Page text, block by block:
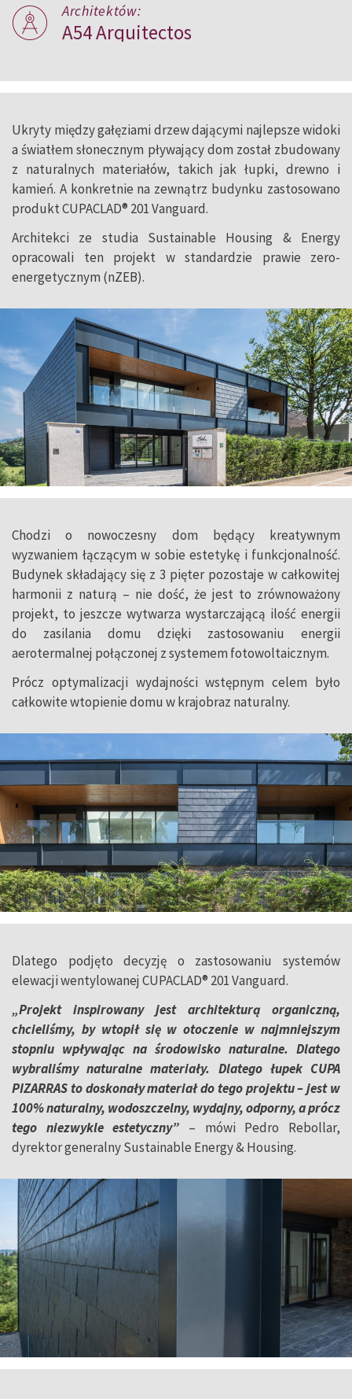
Architektów:
A54 Arquitectos
Ukryty między gałęziami drzew dającymi najlepsze widoki
a światłem słonecznym pływający dom został zbudowany
z naturalnych materiałów, takich jak łupki, drewno i
kamień. A konkretnie na zewnątrz budynku zastosowano
produkt CUPACLAD® 201 Vanguard.
Architekci ze studia Sustainable Housing & Energy
opracowali ten projekt w standardzie prawie zero-
energetycznym (nZEB).
Chodzi o nowoczesny dom będący kreatywnym
wyzwaniem łączącym w sobie estetykę i funkcjonalność.
Budynek składający się z 3 pięter pozostaje w całkowitej
harmonii z naturą – nie dość, że jest to zrównoważony
projekt, to jeszcze wytwarza wystarczającą ilość energii
do zasilania domu dzięki zastosowaniu energii
aerotermalnej połączonej z systemem fotowoltaicznym.
Prócz optymalizacji wydajności wstępnym celem było
całkowite wtopienie domu w krajobraz naturalny.
Dlatego podjęto decyzję o zastosowaniu systemów
elewacji wentylowanej CUPACLAD® 201 Vanguard.
„Projekt inspirowany jest architekturą organiczną,
chcieliśmy, by wtopił się w otoczenie w najmniejszym
stopniu wpływając na środowisko naturalne. Dlatego
wybraliśmy naturalne materiały. Dlatego łupek CUPA
PIZARRAS to doskonały materiał do tego projektu – jest w
100% naturalny, wodoszczelny, wydajny, odporny, a prócz
tego niezwykle estetyczny” – mówi Pedro Rebollar,
dyrektor generalny Sustainable Energy & Housing.